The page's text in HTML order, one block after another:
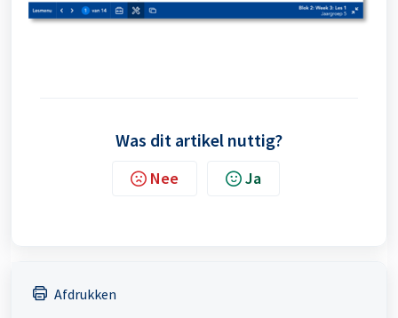
Was dit artikel nuttig?
Nee Ja
Afdrukken